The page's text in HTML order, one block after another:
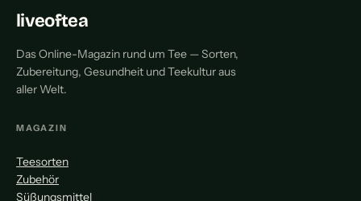
liveoftea
Das Online-Magazin rund um Tee — Sorten,
Zubereitung, Gesundheit und Teekultur aus
aller Welt.
MAGAZIN
Teesorten
Zubehör
Süßungsmittel